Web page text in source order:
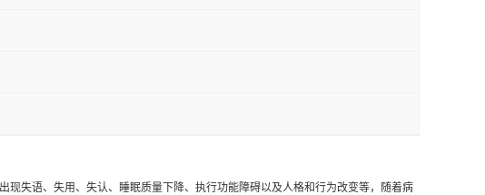
失语、失用、失认、睡眠质量下降、执行功能障碍以及人格和行为改变等，随着病